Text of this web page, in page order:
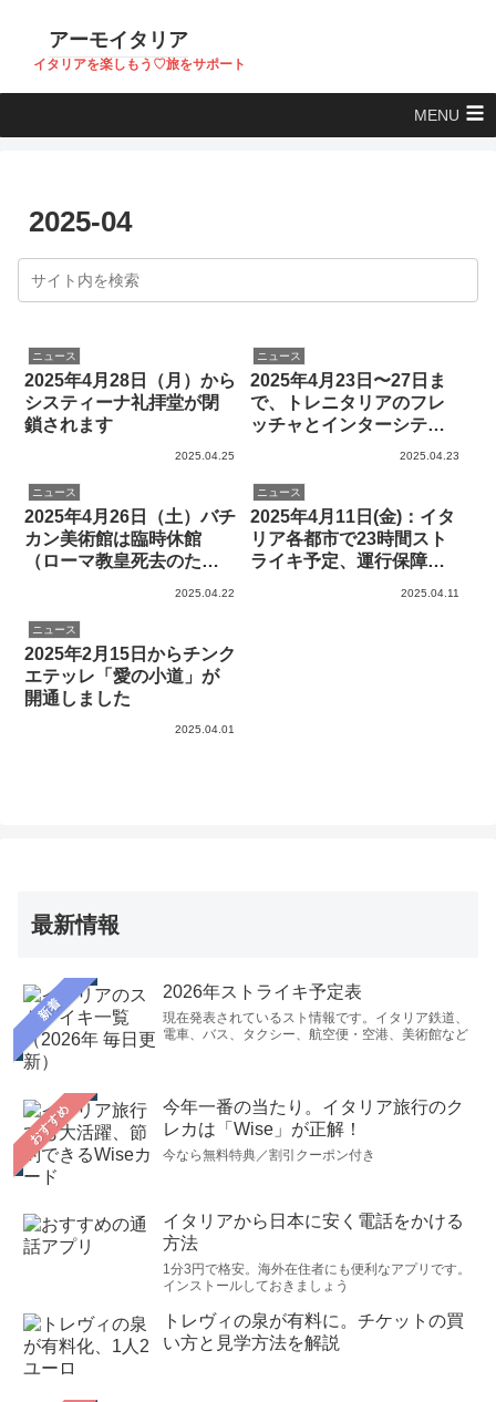
アーモイタリア
イタリアを楽しもう♡旅をサポート
MENU
2025-04
ニュース
2025年4月28日（月）から
システィーナ礼拝堂が閉
鎖されます
2025.04.25
ニュース
2025年4月23日〜27日ま
で、トレニタリアのフレ
ッチャとインターシティ
2025.04.23
ニュース
2025年4月26日（土）バチ
カン美術館は臨時休館
（ローマ教皇死去のた
2025.04.22
ニュース
2025年4月11日(金)：イタ
リア各都市で23時間スト
ライキ予定、運行保障の
2025.04.11
ニュース
2025年2月15日からチンク
エテッレ「愛の小道」が
開通しました
2025.04.01
最新情報
新着
2026年ストライキ予定表
現在発表されているスト情報です。イタリア鉄道、
電車、バス、タクシー、航空便・空港、美術館など
おすすめ
今年一番の当たり。イタリア旅行のク
レカは「Wise」が正解！
今なら無料特典／割引クーポン付き
イタリアから日本に安く電話をかける
方法
1分3円で格安。海外在住者にも便利なアプリです。
インストールしておきましょう
トレヴィの泉が有料に。チケットの買
い方と見学方法を解説